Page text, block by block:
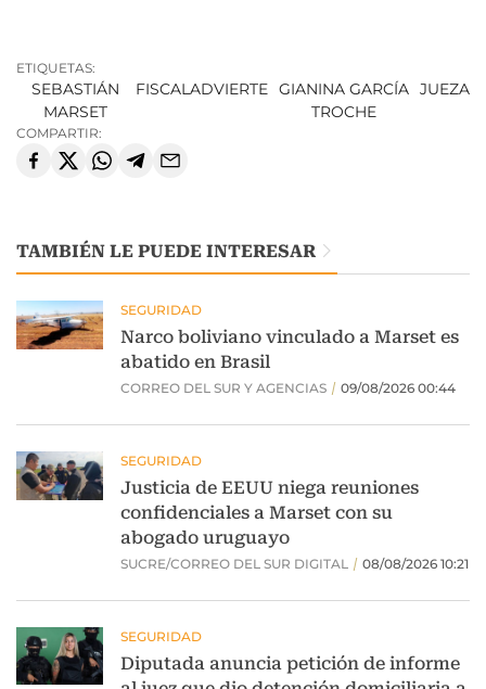
ETIQUETAS:
SEBASTIÁN
MARSET
FISCALADVIERTE GIANINA GARCÍA
TROCHE
JUEZA
COMPARTIR:
TAMBIÉN LE PUEDE INTERESAR